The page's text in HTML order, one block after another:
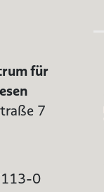
für
7
0